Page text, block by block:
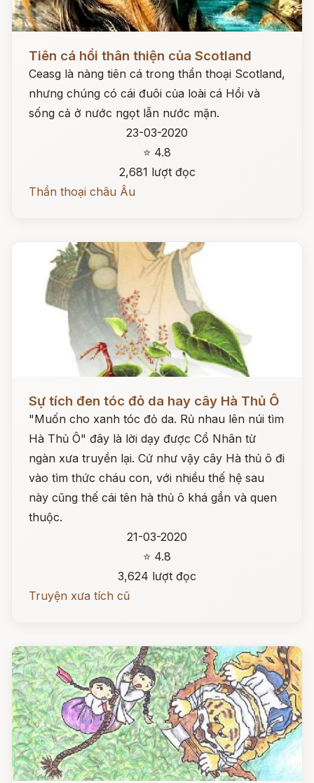
Tiên cá hồi thân thiện của Scotland
Ceasg là nàng tiên cá trong thần thoại Scotland,
nhưng chúng có cái đuôi của loài cá Hồi và
sống cả ở nước ngọt lẫn nước mặn.
23-03-2020
⭐ 4.8
2,681 lượt đọc
Thần thoại châu Âu
Sự tích đen tóc đỏ da hay cây Hà Thủ Ô
"Muốn cho xanh tóc đỏ da. Rủ nhau lên núi tìm
Hà Thủ Ô" đây là lời dạy được Cổ Nhân từ
ngàn xưa truyền lại. Cứ như vậy cây Hà thủ ô đi
vào tìm thức cháu con, với nhiều thế hệ sau
này cũng thế cái tên hà thủ ô khá gần và quen
thuộc.
21-03-2020
⭐ 4.8
3,624 lượt đọc
Truyện xưa tích cũ